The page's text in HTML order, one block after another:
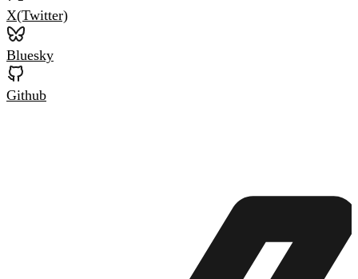
X(Twitter)
Bluesky
Github